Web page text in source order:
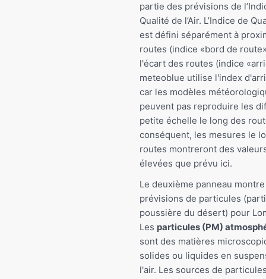
partie des prévisions de
Qualité de l’Air. L’Indice de
est défini séparément à
routes (indice «bord de
l'écart des routes (indice
meteoblue utilise l'index
car les modèles
peuvent pas reproduire les
petite échelle le long des
conséquent, les mesures le
routes montreront des
élevées que prévu ici.
Le deuxième panneau
prévisions de particules
poussière du désert) pour
Les particules (PM)
sont des matières
solides ou liquides en
l'air. Les sources de